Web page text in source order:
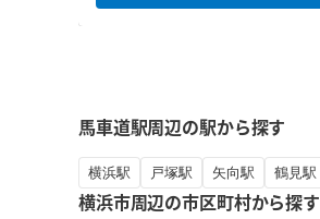
馬車道駅周辺の駅から探す
横浜駅 戸塚駅 矢向駅 鶴見駅
横浜市周辺の市区町村から探す